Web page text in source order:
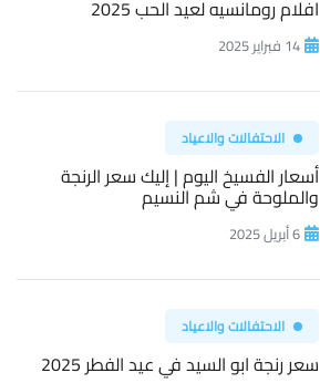
افلام رومانسيه لعيد الحب 2025
14 فبراير 2025
الاحتفالات والاعياد
أسعار الفسيخ اليوم | إليك سعر الرنجة
والملوحة في شم النسيم
6 أبريل 2025
الاحتفالات والاعياد
سعر رنجة ابو السيد في عيد الفطر 2025